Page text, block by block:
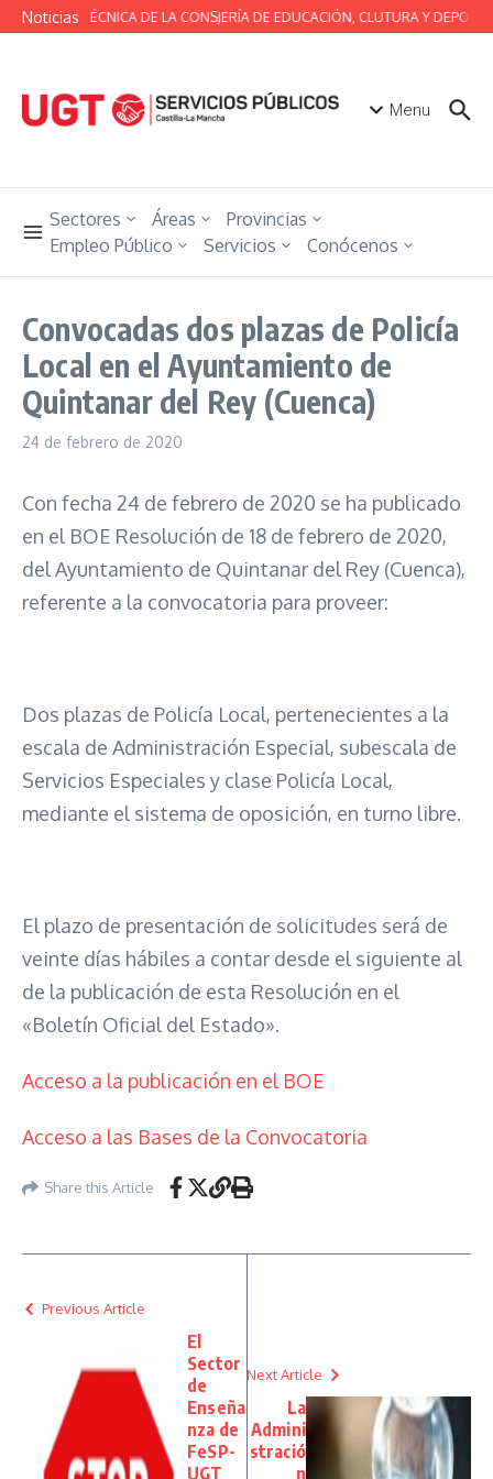
Saltar al contenido
Noticias
MESA TÉCNICA DE LA CONSJERÍA DE EDUCACIÓN, CLUTURA Y
Menu
Sectores Áreas
Provincias
Empleo Público
Servicios Conócenos
Convocadas dos plazas de Policía
Local en el Ayuntamiento de
Quintanar del Rey (Cuenca)
24 de febrero de 2020
Con fecha 24 de febrero de 2020 se ha publicado
en el BOE Resolución de 18 de febrero de 2020,
del Ayuntamiento de Quintanar del Rey (Cuenca),
referente a la convocatoria para proveer:
Dos plazas de Policía Local, pertenecientes a la
escala de Administración Especial, subescala de
Servicios Especiales y clase Policía Local,
mediante el sistema de oposición, en turno libre.
El plazo de presentación de solicitudes será de
veinte días hábiles a contar desde el siguiente al
de la publicación de esta Resolución en el
«Boletín Oficial del Estado».
Acceso a la publicación en el BOE
Acceso a las Bases de la Convocatoria
Share this Article
Previous Article
El
Sector
de
Enseña
nza de
FeSP-
UGT
Next Article
La
Admini
stració
n